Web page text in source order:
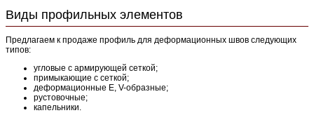
Виды профильных элементов
Предлагаем к продаже профиль для деформационных швов следующих
типов:
угловые с армирующей сеткой;
примыкающие с сеткой;
деформационные E, V-образные;
рустовочные;
капельники.